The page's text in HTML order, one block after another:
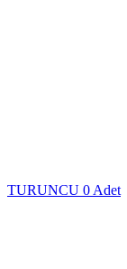
TURUNCU 0 Adet